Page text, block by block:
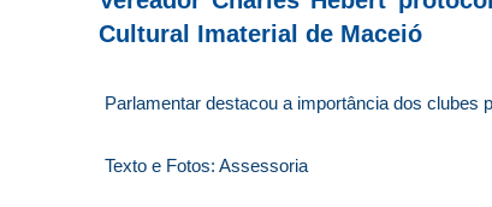
Cultural Imaterial de Maceió
Parlamentar destacou a importância dos clubes
Texto e Fotos: Assessoria